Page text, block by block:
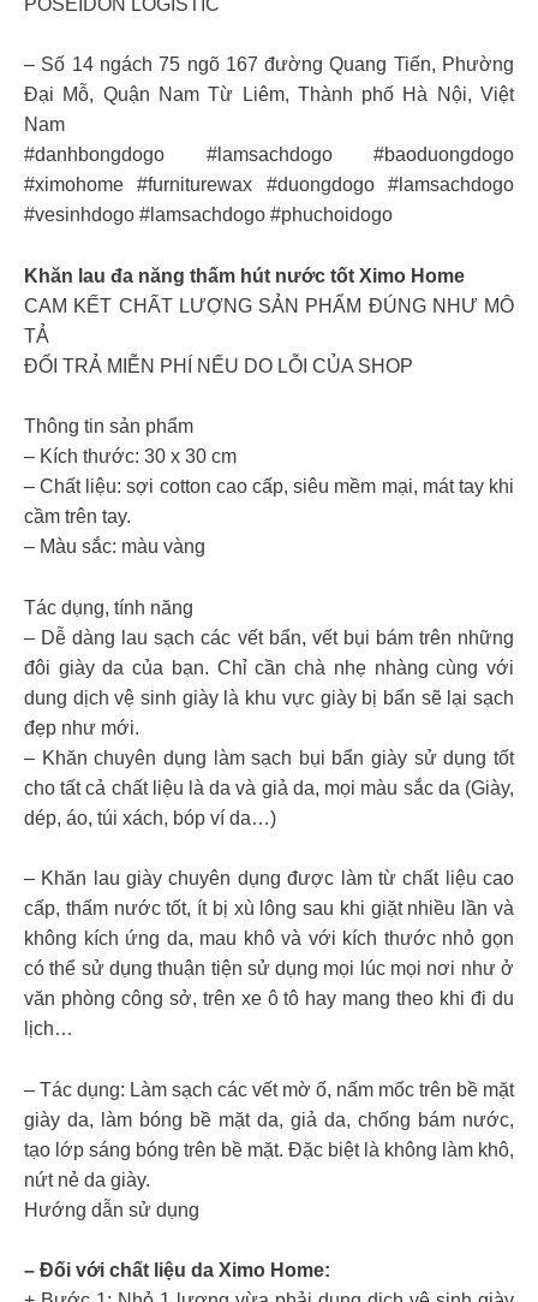
POSEIDON LOGISTIC
– Số 14 ngách 75 ngõ 167 đường Quang Tiến, Phường
Đại Mỗ, Quận Nam Từ Liêm, Thành phố Hà Nội, Việt
Nam
#danhbongdogo #lamsachdogo #baoduongdogo
#ximohome #furniturewax #duongdogo #lamsachdogo
#vesinhdogo #lamsachdogo #phuchoidogo
Khăn lau đa năng thấm hút nước tốt Ximo Home
CAM KẾT CHẤT LƯỢNG SẢN PHẨM ĐÚNG NHƯ MÔ
TẢ
ĐỔI TRẢ MIỄN PHÍ NẾU DO LỖI CỦA SHOP
Thông tin sản phẩm
– Kích thước: 30 x 30 cm
– Chất liệu: sợi cotton cao cấp, siêu mềm mại, mát tay khi
cầm trên tay.
– Màu sắc: màu vàng
Tác dụng, tính năng
– Dễ dàng lau sạch các vết bẩn, vết bụi bám trên những
đôi giày da của bạn. Chỉ cần chà nhẹ nhàng cùng với
dung dịch vệ sinh giày là khu vực giày bị bẩn sẽ lại sạch
đẹp như mới.
– Khăn chuyên dụng làm sạch bụi bẩn giày sử dụng tốt
cho tất cả chất liệu là da và giả da, mọi màu sắc da (Giày,
dép, áo, túi xách, bóp ví da…)
– Khăn lau giày chuyên dụng được làm từ chất liệu cao
cấp, thấm nước tốt, ít bị xù lông sau khi giặt nhiều lần và
không kích ứng da, mau khô và với kích thước nhỏ gọn
có thể sử dụng thuận tiện sử dụng mọi lúc mọi nơi như ở
văn phòng công sở, trên xe ô tô hay mang theo khi đi du
lịch…
– Tác dụng: Làm sạch các vết mờ ố, nấm mốc trên bề mặt
giày da, làm bóng bề mặt da, giả da, chống bám nước,
tạo lớp sáng bóng trên bề mặt. Đặc biệt là không làm khô,
nứt nẻ da giày.
Hướng dẫn sử dụng
– Đối với chất liệu da Ximo Home: